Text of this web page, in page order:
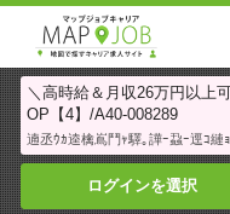
＼高時給＆月収26万円以上
OP【4】/A40-008289
遖丞ｳｶ逵檎嶌鬥ｬ驛｡譁ｰ蝨ｰ逕ｺ縺
ログインを選択